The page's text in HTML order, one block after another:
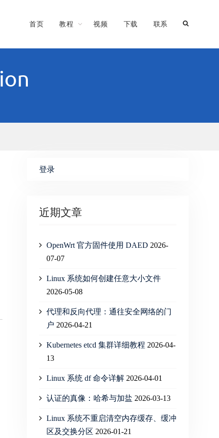
首页 教程 视频 下载 联系
登录
近期文章
OpenWrt 官方固件使用 DAED 2026-
07-07
Linux 系统如何创建任意大小文件
2026-05-08
代理和反向代理：通往安全网络的门
户 2026-04-21
Kubernetes etcd 集群详细教程 2026-04-
13
Linux 系统 df 命令详解 2026-04-01
认证的真像：哈希与加盐 2026-03-13
Linux 系统不重启清空内存缓存、缓冲
区及交换分区 2026-01-21